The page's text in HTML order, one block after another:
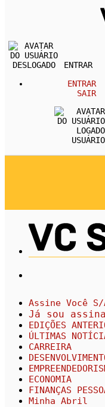
ENTRAR
ENTRAR
SAIR
USUÁRIO
Assine Você S/
Já sou
EDIÇÕES
ÚLTIMAS
CARREIRA
ECONOMIA
FINANÇAS
Minha Abril